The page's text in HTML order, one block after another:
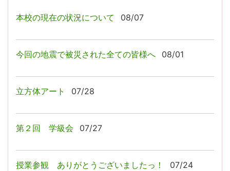
本校の現在の状況について 08/07
今回の地震で被災された全ての皆様へ 08/01
立方体アート 07/28
第２回 学級会 07/27
授業参観 ありがとうございましたっ！ 07/24